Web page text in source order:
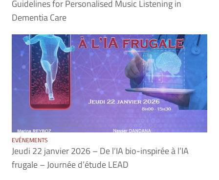
Guidelines for Personalised Music Listening in
Dementia Care
EVÉNEMENTS
Jeudi 22 janvier 2026 – De l’IA bio-inspirée à l’IA
frugale – Journée d’étude LEAD